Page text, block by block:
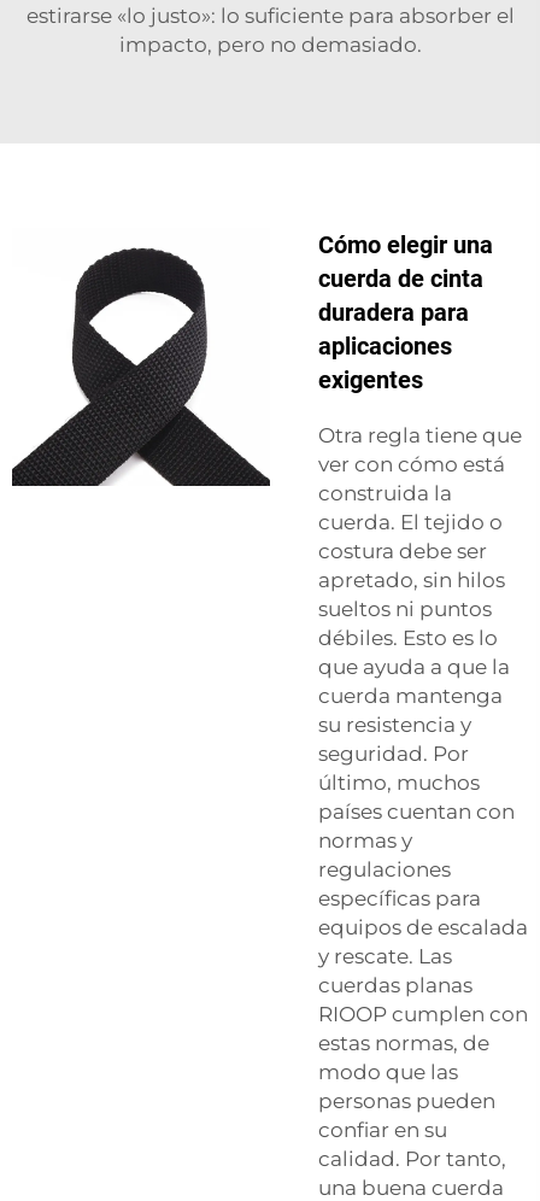
estirarse «lo justo»: lo suficiente para absorber el
impacto, pero no demasiado.
Cómo elegir una
cuerda de cinta
duradera para
aplicaciones
exigentes
Otra regla tiene que
ver con cómo está
construida la
cuerda. El tejido o
costura debe ser
apretado, sin hilos
sueltos ni puntos
débiles. Esto es lo
que ayuda a que la
cuerda mantenga
su resistencia y
seguridad. Por
último, muchos
países cuentan con
normas y
regulaciones
específicas para
equipos de escalada
y rescate. Las
cuerdas planas
RIOOP cumplen con
estas normas, de
modo que las
personas pueden
confiar en su
calidad. Por tanto,
una buena cuerda